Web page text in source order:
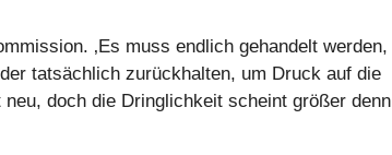
‚Es muss endlich gehandelt werden,
tatsächlich zurückhalten, um Druck auf die
doch die Dringlichkeit scheint größer denn